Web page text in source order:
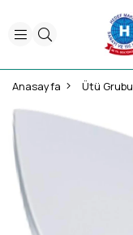
Anasayfa Ütü Grubu